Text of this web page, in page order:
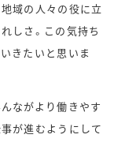
域の人々の役に立
しさ。この気持ち
きたいと思いま
ながより働きやす
が進むようにして